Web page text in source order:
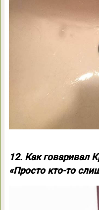
12. Как говаривал
«Просто кто-то